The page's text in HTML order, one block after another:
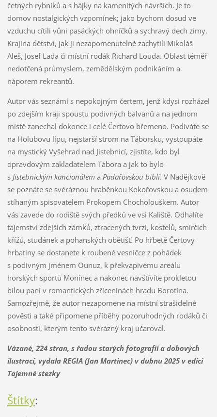
četných rybníků a s hájky na kamenitých návrších. Je to
domov nostalgických vzpomínek; jako bychom dosud ve
vzduchu cítili vůni pasáckých ohníčků a sychravý dech zimy.
Krajina dětství, jak ji nezapomenutelně zachytili Mikoláš
Aleš, Josef Lada či místní rodák Richard Louda. Oblast téměř
nedotčená průmyslem, zemědělským podnikáním a
náporem rekreantů.
Autor vás seznámí s nepokojným čertem, jenž kdysi rozházel
po zdejším kraji spoustu podivných balvanů a na jednom
místě zanechal dokonce i celé Čertovo břemeno. Podíváte se
na Holubovu lípu, nejstarší strom na Táborsku, vystoupáte
na mystický Vyšehrad nad Jistebnicí, zjistíte, kdo byl
opravdovým zakladatelem Tábora a jak to bylo
s Jistebnickým kancionálema Padařovskou biblí. V Nadějkově
se poznáte se svéráznou hraběnkou Kokořovskou a osudem
stíhaným spisovatelem Prokopem Chocholouškem. Autor
vás zavede do rodiště svých předků ve vsi Kaliště. Odhalíte
tajemství zdejších zámků, ztracených tvrzí, kostelů, smírčích
křížů, studánek a pohanských obětišť. Po hřbetě Čertovy
hrbatiny se dostanete k roubené vesničce z pohádek
s podivným jménem Ounuz, k překvapivému areálu
horských sportů Monínec a nakonec navštívíte prokletou
bílou paní v romantických zříceninách hradu Borotína.
Samozřejmě, že autor nezapomene na místní strašidelné
pověsti a také připomene příběhy pozoruhodných rodáků či
osobností, kterým tento svérázný kraj učaroval.
Vázané, 224 stran, s řadou starých fotografií a dobových
ilustrací, vydala REGIA (Jan Martinec) v dubnu 2025 v edici
Tajemné stezky
Štítky: